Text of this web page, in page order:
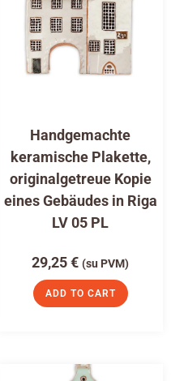
Handgemachte
keramische Plakette,
originalgetreue Kopie
eines Gebäudes in Riga
LV 05 PL
29,25€ (su PVM)
ADD TO CART